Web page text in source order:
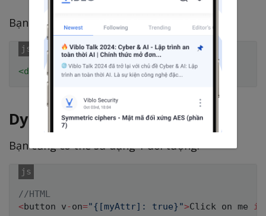
Bạn cũng có thể làm tương tự với events:
<div v-on:[myEvent]="doSomething"> div
Dynamic arguments by object
Bạn cũng có thể sử dụng 1 đối tượng:
//HTML
<button v-on="{[myAttr]: true}">Click on me if